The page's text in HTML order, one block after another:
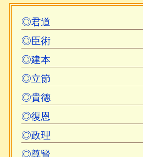
◎君道
◎臣術
◎建本
◎立節
◎貴德
◎復恩
◎政理
◎尊賢